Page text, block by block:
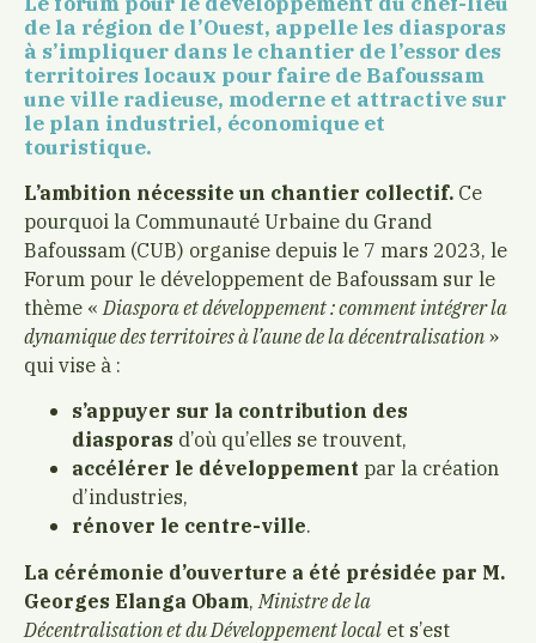
de la région de l’Ouest, appelle les diasporas
à s’impliquer dans le chantier de l’essor des
territoires locaux pour faire de Bafoussam
une ville radieuse, moderne et attractive sur
le plan industriel, économique et
touristique.
L’ambition nécessite un chantier collectif. Ce
pourquoi la Communauté Urbaine du Grand
Bafoussam (CUB) organise depuis le 7 mars 2023, le
Forum pour le développement de Bafoussam sur le
thème « Diaspora et développement : comment intégrer la
dynamique des territoires à l’aune de la décentralisation»
qui vise à :
s’appuyer sur la contribution des
diasporas d’où qu’elles se trouvent,
accélérer le développement par la création
d’industries,
rénover le centre-ville.
La cérémonie d’ouverture a été présidée par M.
Georges Elanga Obam, Ministre de la
Décentralisation et du Développement local et s’est